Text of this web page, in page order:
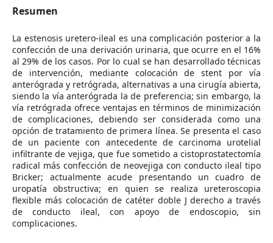
Resumen
La estenosis uretero-ileal es una complicación posterior a la
confección de una derivación urinaria, que ocurre en el 16%
al 29% de los casos. Por lo cual se han desarrollado técnicas
de intervención, mediante colocación de stent por vía
anterógrada y retrógrada, alternativas a una cirugía abierta,
siendo la vía anterógrada la de preferencia; sin embargo, la
vía retrógrada ofrece ventajas en términos de minimización
de complicaciones, debiendo ser considerada como una
opción de tratamiento de primera línea. Se presenta el caso
de un paciente con antecedente de carcinoma urotelial
infiltrante de vejiga, que fue sometido a cistoprostatectomía
radical más confección de neovejiga con conducto ileal tipo
Bricker; actualmente acude presentando un cuadro de
uropatía obstructiva; en quien se realiza ureteroscopia
flexible más colocación de catéter doble J derecho a través
de conducto ileal, con apoyo de endoscopio, sin
complicaciones.